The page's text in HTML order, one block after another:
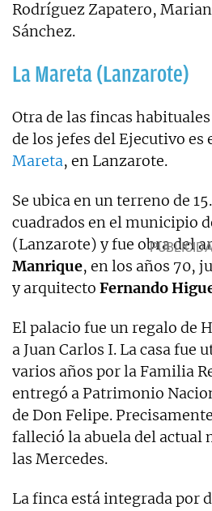
Rodríguez Zapatero,
Sánchez.
La Mareta (Lanzarote)
Otra de las fincas
de los jefes del Ejecutivo es
Mareta, en Lanzarote.
Se ubica en un terreno de
cuadrados en el municipio
(Lanzarote) y fue obra del
Manrique, en los años 70,
y arquitecto Fernando
El palacio fue un regalo de
a Juan Carlos I. La casa fue
varios años por la Familia
entregó a Patrimonio
de Don Felipe.
falleció la abuela del actual
las Mercedes.
La finca está integrada por